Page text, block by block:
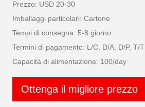
Prezzo: USD 20-30
Imballaggi particolari: Cartone
Tempi di consegna: 5-8 giorno
Termini di pagamento: L/C, D/A, D/P, T/T
Capacità di alimentazione: 100/day
Ottenga il migliore prezzo